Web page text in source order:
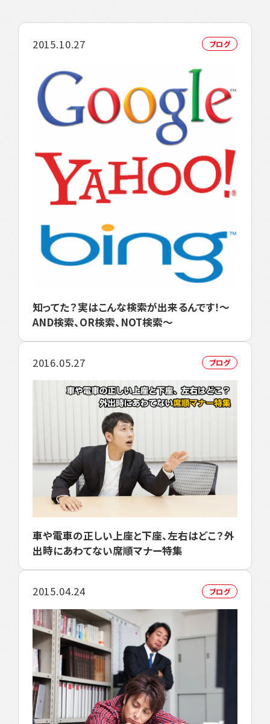
2015.10.27 ブログ
知ってた？実はこんな検索が出来るんです！～
AND検索、OR検索、NOT検索～
2016.05.27 ブログ
車や電車の正しい上座と下座、左右はどこ？外
出時にあわてない席順マナー特集
2015.04.24 ブログ